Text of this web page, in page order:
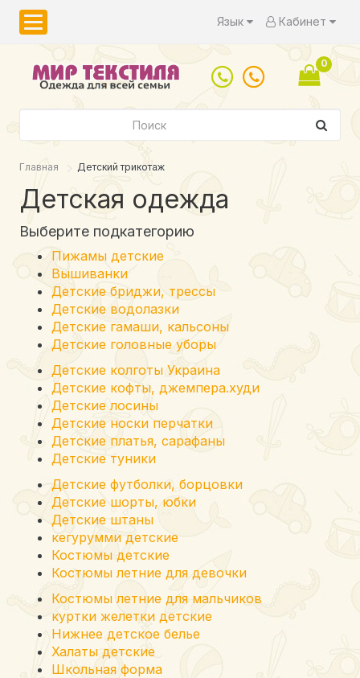
Язык Кабинет
0
Главная Детский трикотаж
Детская одежда
Выберите подкатегорию
Пижамы детские
Вышиванки
Детские бриджи, трессы
Детские водолазки
Детские гамаши, кальсоны
Детские головные уборы
Детские колготы Украина
Детские кофты, джемпера.худи
Детские лосины
Детские носки перчатки
Детские платья, сарафаны
Детские туники
Детские футболки, борцовки
Детские шорты, юбки
Детские штаны
кегурумми детские
Костюмы детские
Костюмы летние для девочки
Костюмы летние для мальчиков
куртки желетки детские
Нижнее детское белье
Халаты детские
Школьная форма